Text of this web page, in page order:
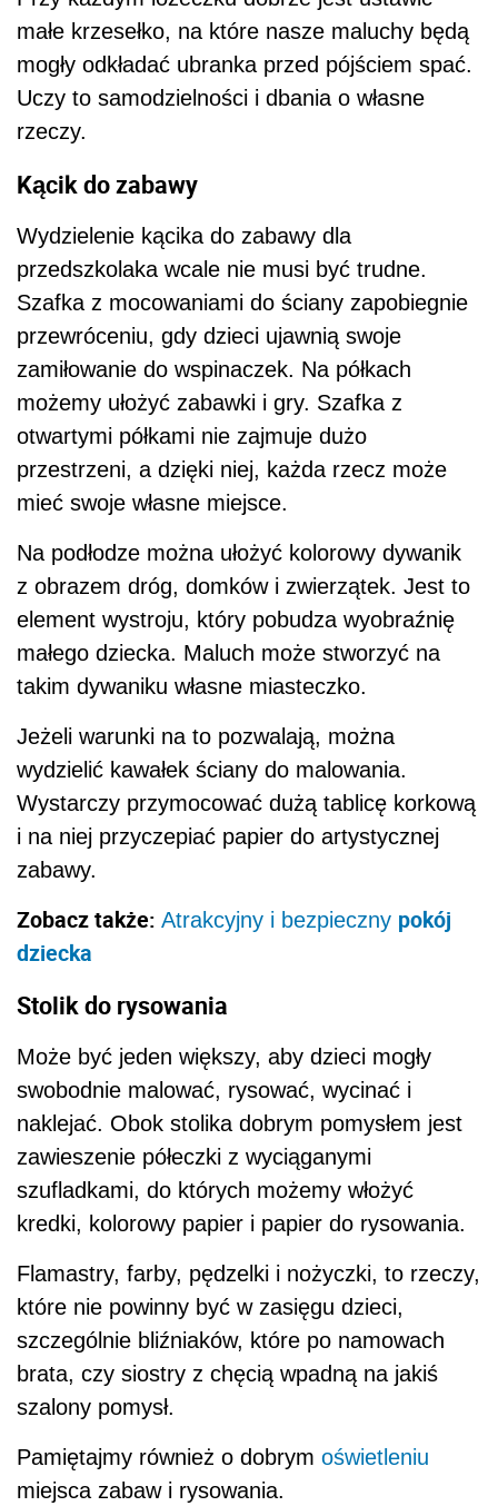
małe krzesełko, na które nasze maluchy będą
mogły odkładać ubranka przed pójściem spać.
Uczy to samodzielności i dbania o własne
rzeczy.
Kącik do zabawy
Wydzielenie kącika do zabawy dla
przedszkolaka wcale nie musi być trudne.
Szafka z mocowaniami do ściany zapobiegnie
przewróceniu, gdy dzieci ujawnią swoje
zamiłowanie do wspinaczek. Na półkach
możemy ułożyć zabawki i gry. Szafka z
otwartymi półkami nie zajmuje dużo
przestrzeni, a dzięki niej, każda rzecz może
mieć swoje własne miejsce.
Na podłodze można ułożyć kolorowy dywanik
z obrazem dróg, domków i zwierzątek. Jest to
element wystroju, który pobudza wyobraźnię
małego dziecka. Maluch może stworzyć na
takim dywaniku własne miasteczko.
Jeżeli warunki na to pozwalają, można
wydzielić kawałek ściany do malowania.
Wystarczy przymocować dużą tablicę korkową
i na niej przyczepiać papier do artystycznej
zabawy.
Zobacz także: Atrakcyjny i bezpieczny pokój
dziecka
Stolik do rysowania
Może być jeden większy, aby dzieci mogły
swobodnie malować, rysować, wycinać i
naklejać. Obok stolika dobrym pomysłem jest
zawieszenie półeczki z wyciąganymi
szufladkami, do których możemy włożyć
kredki, kolorowy papier i papier do rysowania.
Flamastry, farby, pędzelki i nożyczki, to rzeczy,
które nie powinny być w zasięgu dzieci,
szczególnie bliźniaków, które po namowach
brata, czy siostry z chęcią wpadną na jakiś
szalony pomysł.
Pamiętajmy również o dobrym oświetleniu
miejsca zabaw i rysowania.